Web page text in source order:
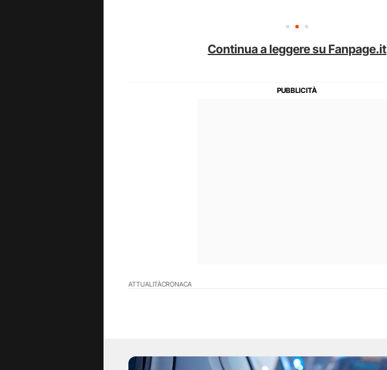
Continua a leggere su Fanpage.it
ATTUALITÀCRONACA